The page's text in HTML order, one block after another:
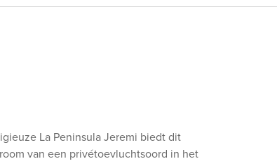
La Peninsula Jeremi biedt dit
van een privétoevluchtsoord in het